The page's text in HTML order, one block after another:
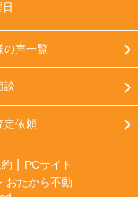
の声一覧
談
定依頼
PCサイト
おたから不動